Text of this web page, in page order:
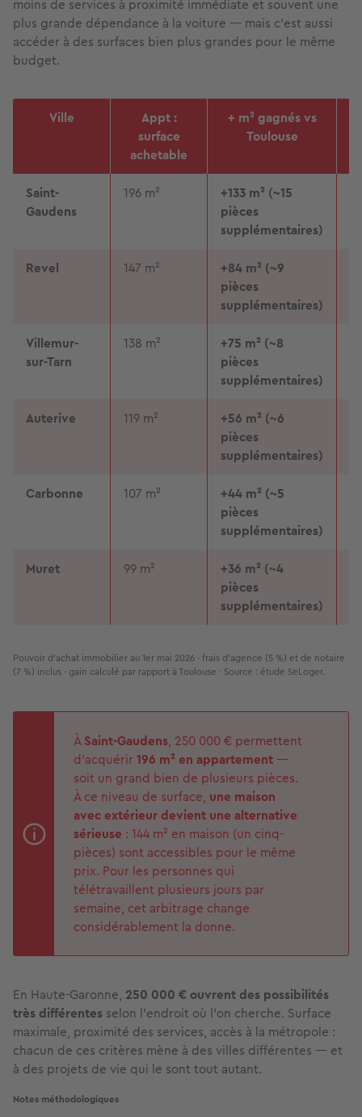
moins de services à proximité immédiate et souvent une
plus grande dépendance à la voiture — mais c'est aussi
accéder à des surfaces bien plus grandes pour le même
budget.
Ville
Appt :
surface
achetable
+ m² gagnés vs
Toulouse
Saint-
Gaudens
196 m²
+133 m² (~15
pièces
supplémentaires)
Revel 147 m²
+84 m² (~9
pièces
supplémentaires)
Villemur-
sur-Tarn
138 m²
+75 m² (~8
pièces
supplémentaires)
Auterive 119 m²
+56 m² (~6
pièces
supplémentaires)
Carbonne 107 m²
+44 m² (~5
pièces
supplémentaires)
Muret 99 m²
+36 m² (~4
pièces
supplémentaires)
Pouvoir d'achat immobilier au 1er mai 2026 · frais d'agence (5 %) et de notaire
(7 %) inclus · gain calculé par rapport à Toulouse · Source : étude SeLoger.
ÀSaint-Gaudens, 250 000 € permettent
d'acquérir 196 m² en appartement —
soit un grand bien de plusieurs pièces.
À ce niveau de surface, une maison
avec extérieur devient une alternative
sérieuse : 144 m² en maison (un cinq-
pièces) sont accessibles pour le même
prix. Pour les personnes qui
télétravaillent plusieurs jours par
semaine, cet arbitrage change
considérablement la donne.
En Haute-Garonne, 250 000 € ouvrent des possibilités
très différentes selon l'endroit où l'on cherche. Surface
maximale, proximité des services, accès à la métropole :
chacun de ces critères mène à des villes différentes — et
à des projets de vie qui le sont tout autant.
Notes méthodologiques